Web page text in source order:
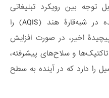
توجه بین رویکرد تبلیغاتی
اتحادالمجاهدین پاکستان و القاعده در شبه‌قارۀ هند (AQIS) را
اخیر، در صورت افزایش
و سلاح‌های پیشرفته،
را دارد که در آینده به سطح